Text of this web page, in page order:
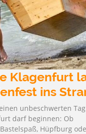
Klagenfurt
ins
unbeschwerten
darf beginnen: Ob
Hüpfburg